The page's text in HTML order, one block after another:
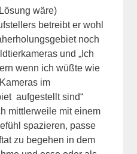
wäre)
betreibt er wohl
noch
und „Ich
wenn ich wüßte wie
im
aufgestellt sind“
mittlerweile mit einem
spazieren, passe
zu begehen in dem